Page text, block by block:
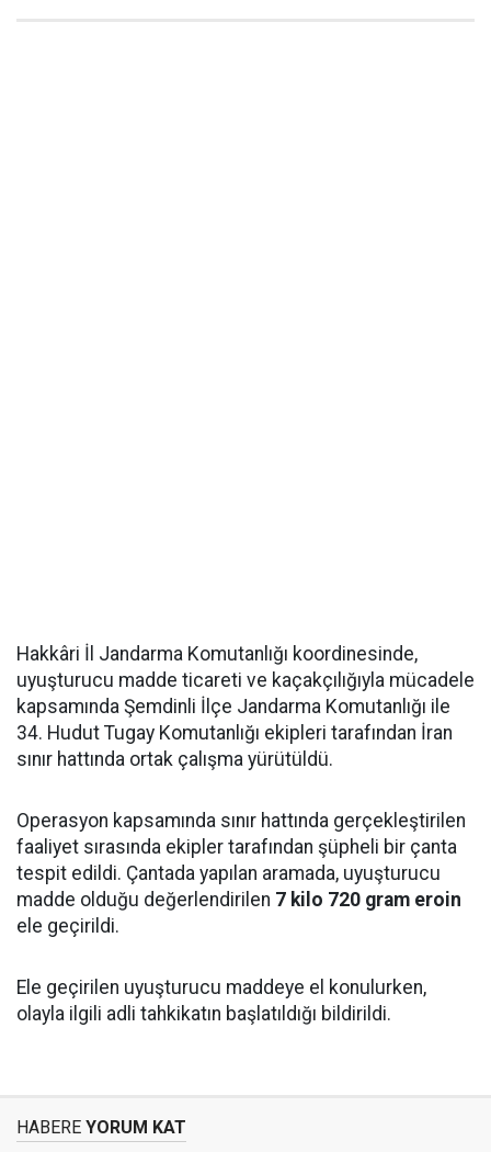
Hakkâri İl Jandarma Komutanlığı koordinesinde,
uyuşturucu madde ticareti ve kaçakçılığıyla mücadele
kapsamında Şemdinli İlçe Jandarma Komutanlığı ile
34. Hudut Tugay Komutanlığı ekipleri tarafından İran
sınır hattında ortak çalışma yürütüldü.
Operasyon kapsamında sınır hattında gerçekleştirilen
faaliyet sırasında ekipler tarafından şüpheli bir çanta
tespit edildi. Çantada yapılan aramada, uyuşturucu
madde olduğu değerlendirilen 7 kilo 720 gram eroin
ele geçirildi.
Ele geçirilen uyuşturucu maddeye el konulurken,
olayla ilgili adli tahkikatın başlatıldığı bildirildi.
HABERE YORUM KAT